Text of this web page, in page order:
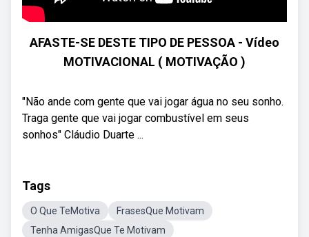
AFASTE-SE DESTE TIPO DE PESSOA - Vídeo
MOTIVACIONAL ( MOTIVAÇÃO )
"Não ande com gente que vai jogar água no seu sonho.
Traga gente que vai jogar combustível em seus
sonhos" Cláudio Duarte ...
Tags
O Que TeMotiva
FrasesQue Motivam
Tenha AmigasQue Te Motivam